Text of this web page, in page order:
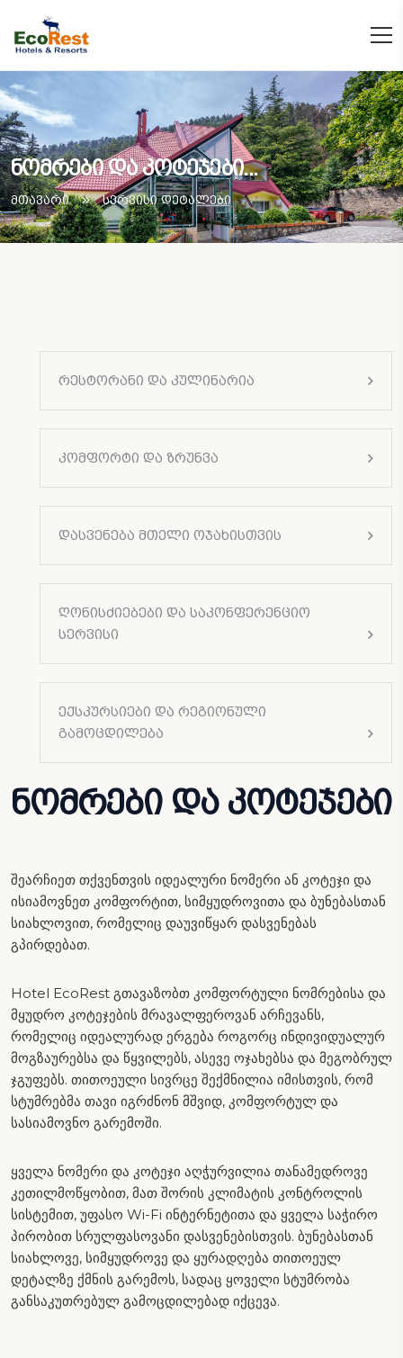
ნომრები და კოტეჯები...
მთავარი სერვისი დეტალები
რესტორანი და კულინარია
კომფორტი და ზრუნვა
დასვენება მთელი ოჯახისთვის
ღონისძიებები და საკონფერენციო
სერვისი
ექსკურსიები და რეგიონული
გამოცდილება
ნომრები და კოტეჯები
შეარჩიეთ თქვენთვის იდეალური ნომერი ან კოტეჯი და
ისიამოვნეთ კომფორტით, სიმყუდროვითა და ბუნებასთან
სიახლოვით, რომელიც დაუვიწყარ დასვენებას
გპირდებათ.
Hotel EcoRest გთავაზობთ კომფორტული ნომრებისა და
მყუდრო კოტეჯების მრავალფეროვან არჩევანს,
რომელიც იდეალურად ერგება როგორც ინდივიდუალურ
მოგზაურებსა და წყვილებს, ასევე ოჯახებსა და მეგობრულ
ჯგუფებს. თითოეული სივრცე შექმნილია იმისთვის, რომ
სტუმრებმა თავი იგრძნონ მშვიდ, კომფორტულ და
სასიამოვნო გარემოში.
ყველა ნომერი და კოტეჯი აღჭურვილია თანამედროვე
კეთილმოწყობით, მათ შორის კლიმატის კონტროლის
სისტემით, უფასო Wi-Fi ინტერნეტითა და ყველა საჭირო
პირობით სრულფასოვანი დასვენებისთვის. ბუნებასთან
სიახლოვე, სიმყუდროვე და ყურადღება თითოეულ
დეტალზე ქმნის გარემოს, სადაც ყოველი სტუმრობა
განსაკუთრებულ გამოცდილებად იქცევა.